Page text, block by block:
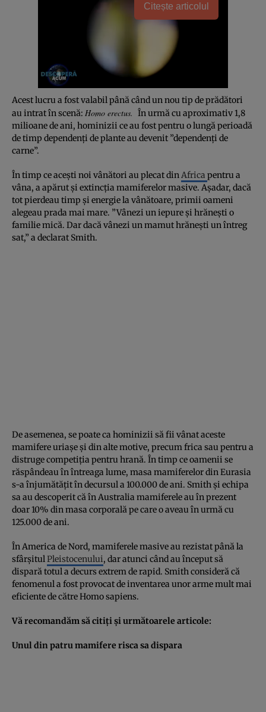
Citește articolul
Acest lucru a fost valabil până când un nou tip de prădători
au intrat în scenă: Homo erectus. În urmă cu aproximativ 1,8
milioane de ani, hominizii ce au fost pentru o lungă perioadă
de timp dependenţi de plante au devenit ”dependenţi de
carne”.
În timp ce aceşti noi vânători au plecat dinAfrica pentru a
vâna, a apărut şi extincţia mamiferelor masive. Aşadar, dacă
tot pierdeau timp şi energie la vânătoare, primii oameni
alegeau prada mai mare. ”Vânezi un iepure şi hrăneşti o
familie mică. Dar dacă vânezi un mamut hrăneşti un întreg
sat,” a declarat Smith.
De asemenea, se poate ca hominizii să fii vânat aceste
mamifere uriaşe şi din alte motive, precum frica sau pentru a
distruge competiţia pentru hrană. În timp ce oamenii se
răspândeau în întreaga lume, masa mamiferelor din Eurasia
s-a înjumătăţit în decursul a 100.000 de ani. Smith şi echipa
sa au descoperit că în Australia mamiferele au în prezent
doar 10% din masa corporală pe care o aveau în urmă cu
125.000 de ani.
În America de Nord, mamiferele masive au rezistat până la
sfârşitulPleistocenului, dar atunci când au început să
dispară totul a decurs extrem de rapid. Smith consideră că
fenomenul a fost provocat de inventarea unor arme mult mai
eficiente de către Homo sapiens.
Vă recomandăm să citiţi şi următoarele articole:
Unul din patru mamifere risca sa dispara